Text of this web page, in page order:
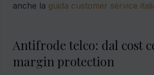
anche la guida customer service
Antifrode telco: dal cost
margin protection